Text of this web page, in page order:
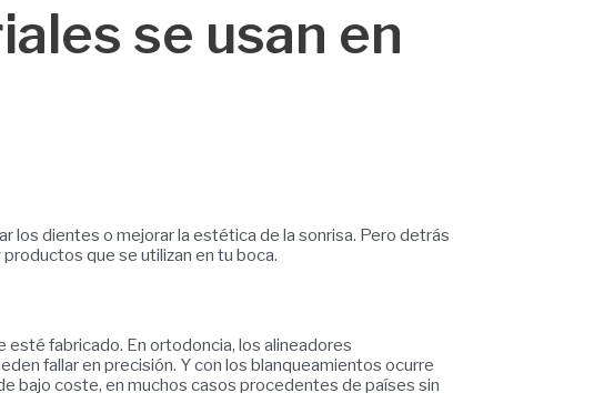
se usan en
los dientes o mejorar la estética de la sonrisa. Pero detrás
que se utilizan en tu boca.
esté fabricado. En ortodoncia, los alineadores
fallar en precisión. Y con los blanqueamientos ocurre
bajo coste, en muchos casos procedentes de países sin